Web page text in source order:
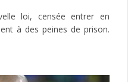
loi, censée entrer en
à des peines de prison.